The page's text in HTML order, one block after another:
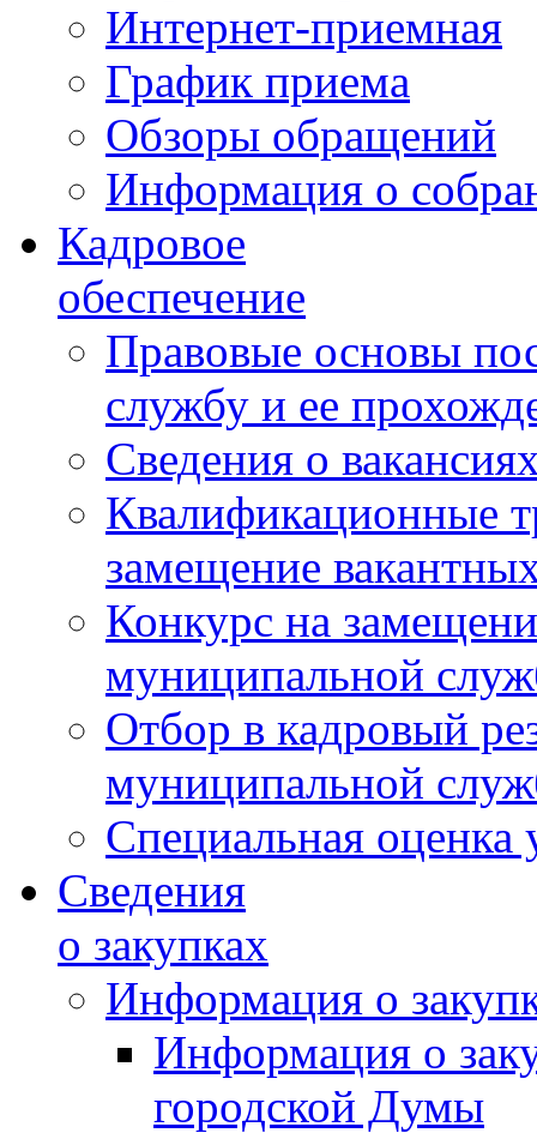
Интернет-приемная
График приема
Обзоры обращений
Информация о
Кадровое
обеспечение
Правовые основы
службу и ее
Сведения о
Квалификационные
замещение
Конкурс на
муниципальной
Отбор в кадровый
муниципальной
Специальная оценка
Сведения
о закупках
Информация о
Информация о
городской Думы